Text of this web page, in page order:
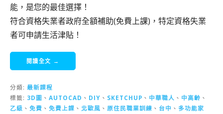
能，是您的最佳選擇！
符合資格失業者政府全額補助(免費上課)，特定資格失業
者可申請生活津貼！
閱讀全文 →
分類: 最新課程
標籤: 3D圖 、 AUTOCAD 、 DIY 、 SKETCHUP 、 中華職人 、 中高齡 、
乙級 、 免費 、 免費上課 、 北歐風 、 原住民職業訓練 、 台中 、 多功能家